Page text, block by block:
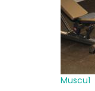
Muscu1